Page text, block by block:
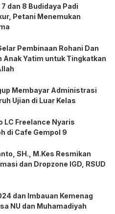
dan 8 Budidaya Padi
Petani Menemukan
Pembinaan Rohani Dan
Anak Yatim untuk Tingkatkan
Membayar Administrasi
Ujian di Luar Kelas
LC Freelance Nyaris
di Cafe Gempol 9
SH., M.Kes Resmikan
dan Dropzone IGD, RSUD
dan Imbauan Kemenag
NU dan Muhamadiyah